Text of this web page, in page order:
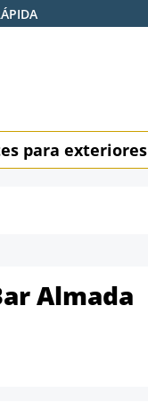
para exteriores
Almada